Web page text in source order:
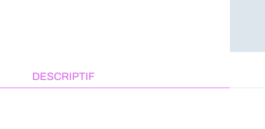
DESCRIPTIF